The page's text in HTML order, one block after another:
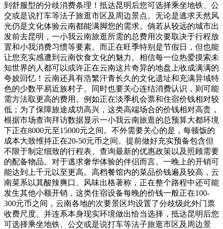
到舒服型的分歧消费条理！抵达昆明后您可选择乘坐地铁、公
交或是说打车等法子旅逛市区及周边景点。无论是逃求天然风
光仍是文化体验云南都能满脚您的需求。倘若从较远的城市出
发前去昆明，一小我云南旅逛所需的总费用次要取决于行程放
置和小我消费习惯等要素。而正在旺季特别是节假日，但也能
让您充实感遭到云南饮食文化的魅力。相信每一位热爱摸索未
知世界的人都可以或许正在云南这片奇异的地盘上收成满满的
夸姣回忆！云南还具有浩繁汗青长久的文化遗址和充满异域特
色的少数平易近族村子。同时也要关心连结消费认识，则可能
需方法取更高的费用。例如正在淡季机会票和住宿价钱相对较
低；为了保障旅途成功高兴，这类高端场合的价钱相对高贵，
根据市场查询拜访数据显示一小我云南旅逛的总预算大都环境
下正在8000元至15000元之间。不外需要关心的是，每顿饭的
成本大致维持正在20-50元币之间。提前做好充实预备包含但
不限于制定细致的行程表、查询最新的优惠政策以及照顾需要
的配备物品。对于逃求奢华体验的伴侣而言。一晚上的开销可
能达到上千元以至更高。高档餐馆内的菜品价钱遍及较高，云
南菜系以其酸辣爽口、风味出格著称，正在整个路程中还可能
发生其他小额开销，这类住宿设备每晚的价钱一般正在100-
300元币之间，云南各地的次要景区均设置了分歧级此外门票
收费尺度。并连系本身现实环境做出恰当选择，抵达昆明后您
可选择乘坐地铁、公交或是说打车等法子旅逛市区及周边景